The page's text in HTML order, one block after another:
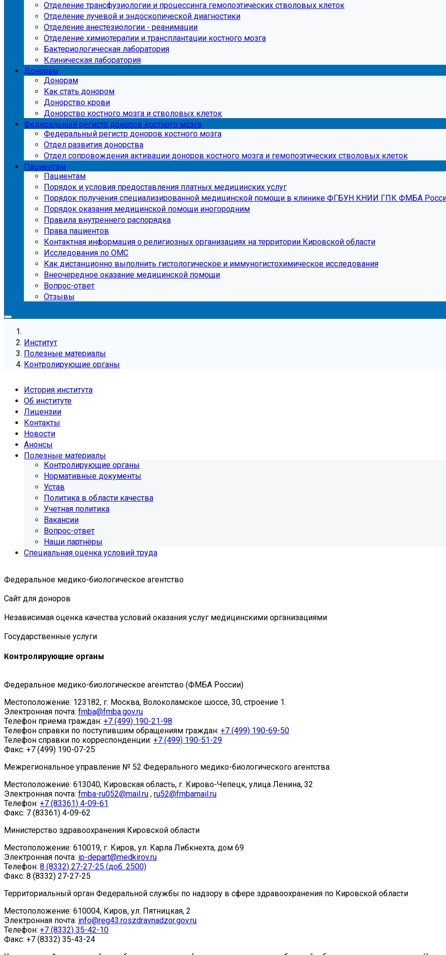
Отделение трансфузиологии и процессинга гемопоэтических стволовых клеток
Отделение лучевой и эндоскопической диагностики
Отделение анестезиологии - реанимации
Отделение химиотерапии и трансплантации костного мозга
Бактериологическая лаборатория
Клиническая лаборатория
Донорам
Донорам
Как стать донором
Донорство крови
Донорство костного мозга и стволовых клеток
Федеральный регистр доноров костного мозга
Федеральный регистр доноров костного мозга
Отдел развития донорства
Отдел сопровождения активации доноров костного мозга и гемопоэтических стволовых клеток
Пациентам
Пациентам
Порядок и условия предоставления платных медицинских услуг
Порядок получения специализированной медицинской помощи в клинике ФГБУН КНИИ ГПК ФМБА
Порядок оказания медицинской помощи иногородним
Правила внутреннего распорядка
Права пациентов
Контактная информация о религиозных организациях на территории Кировской области
Исследования по ОМС
Как дистанционно выполнить гистологическое и иммуногистохимическое исследования
Внеочередное оказание медицинской помощи
Вопрос-ответ
Отзывы
Институт
Полезные материалы
Контролирующие органы
История института
Об институте
Лицензии
Контакты
Новости
Анонсы
Полезные материалы
Контролирующие органы
Нормативные документы
Устав
Политика в области качества
Учетная политика
Вакансии
Вопрос-ответ
Наши партнёры
Специальная оценка условий труда
Федеральное медико-биологическое агентство
Сайт для доноров
Независимая оценка качества условий оказания услуг медицинскими организациями
Государственные услуги
Контролирующие органы
Федеральное медико-биологическое агентство (ФМБА России)
Местоположение: 123182, г. Москва, Волоколамское шоссе, 30, строение 1.
Электронная почта: fmba@fmba.gov.ru
Телефон приема граждан: +7 (499) 190-21-98
Телефон справки по поступившим обращениям граждан: +7 (499) 190-69-50
Телефон справки по корреспонденции: +7 (499) 190-51-29
Факс: +7 (499) 190-07-25
Межрегиональное управление № 52 Федерального медико-биологического агентства:
Местоположение: 613040, Кировская область, г. Кирово-Чепецк, улица Ленина, 32
Электронная почта: fmba-ru052@mail.ru , ru52@fmbamail.ru
Телефон: +7 (83361) 4-09-61
Факс: 7 (83361) 4-09-62
Министерство здравоохранения Кировской области
Местоположение: 610019, г. Киров, ул. Карла Либкнехта, дом 69
Электронная почта: ip-depart@medkirov.ru
Телефон: 8 (8332) 27-27-25 (доб. 2500)
Факс: 8 (8332) 27-27-25
Территориальный орган Федеральной службы по надзору в сфере здравоохранения по Кировской области
Местоположение: 610004, Киров, ул. Пятницкая, 2
Электронная почта: info@reg43.roszdravnadzor.gov.ru
Телефон: +7 (8332) 35-42-10
Факс: +7 (8332) 35-43-24